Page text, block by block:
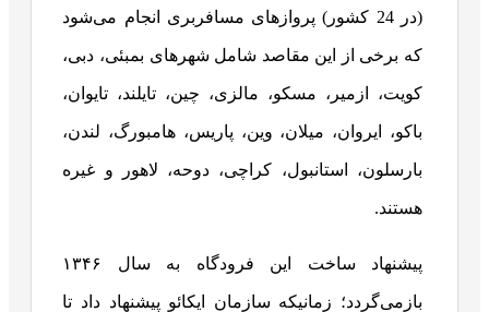
(در 24 کشور) پروازهای مسافربری انجام می‌شود
که برخی از این مقاصد شامل شهرهای بمبئی، دبی،
کویت، ازمیر، مسکو، مالزی، چین، تایلند، تایوان،
باکو، ایروان، میلان، وین، پاریس، هامبورگ، لندن،
بارسلون، استانبول، کراچی، دوحه، لاهور و غیره
هستند.
پیشنهاد ساخت این فرودگاه به سال ۱۳۴۶
بازمی‌گردد؛ زمانیکه سازمان ایکائو پیشنهاد داد تا